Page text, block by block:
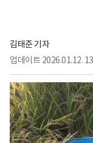
김태준 기자
업데이트 2026.01.12.